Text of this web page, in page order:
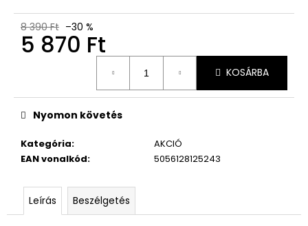
8 390 Ft –30 %
5 870 Ft
KOSÁRBA
Kategória:
AKCIÓ
EAN vonalkód: 5056128125243
Nyomon követés
Leírás Beszélgetés